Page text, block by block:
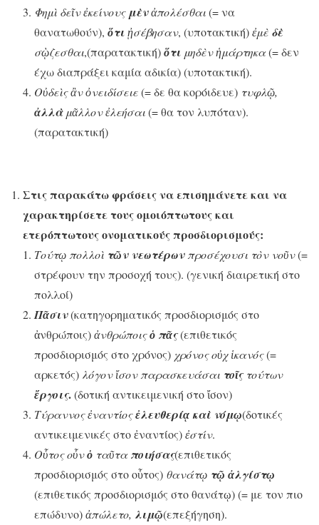
Φημὶ δεῖν ἐκείνουςμὲνἀπολέσθαι(= να
θανατωθούν), ὅτιᾐσέβησαν, (υποτακτική)ἐμὲ δὲ
σῲζεσθαι,(παρατακτική)ὅτι μηδὲν ἡμάρτηκα(= δεν
έχω διαπράξει καμία αδικία) (υποτακτική).
Οὐδεὶς ἂν ὀνειδίσειε(= δε θα κορόιδευε) τυφλῷ,
ἀλλὰμᾶλλον ἐλεήσαι(= θα τον λυπόταν).
(παρατακτική)
Στις παρακάτω φράσεις να επισημάνετε και να
χαρακτηρίσετε τους ομοιόπτωτους και
ετερόπτωτους ονοματικούς προσδιορισμούς:
Τούτῳ πολλοὶ τῶν νεωτέρων προσέχουσι τὸν νοῦν(=
στρέφουν την προσοχή τους). (γενική διαιρετική στο
πολλοί)
Πᾶσιν(κατηγορηματικός προσδιορισμός στο
ἀνθρώποις)ἀνθρώποιςὁ πᾶς(επιθετικός
προσδιορισμός στο χρόνος) χρόνος οὐχ ἱκανός(=
αρκετός) λόγον ἴσον παρασκευάσαι τοῖςτούτων
ἔργοις.(δοτική αντικειμενική στο ἴσον)
Τύραννος ἐναντίοςἐλευθερίᾳ καὶ νόμῳ(δοτικές
αντικειμενικές στο ἐναντίος)ἐστίν.
Οὗτος οὖνὁ ταῦταποιήσας(επιθετικός
προσδιορισμός στο οὗτος) θανάτῳ τῷ ἀλγίστῳ
(επιθετικός προσδιορισμός στο θανάτῳ) (= με τον πιο
επώδυνο)ἀπώλετο, λιμῷ(επεξήγηση).